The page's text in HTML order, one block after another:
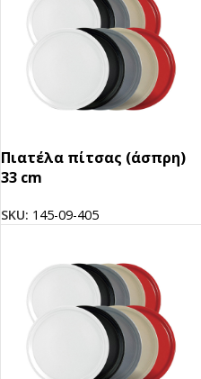
Πιατέλα πίτσας (άσπρη)
33 cm
SKU: 145-09-405